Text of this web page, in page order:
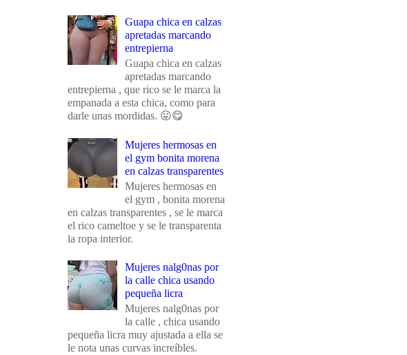
Guapa chica en calzas
apretadas marcando
entrepierna
Guapa chica en calzas
apretadas marcando
entrepierna , que rico se le marca la
empanada a esta chica, como para
darle unas mordidas. 😛😋
Mujeres hermosas en
el gym bonita morena
en calzas transparentes
Mujeres hermosas en
el gym , bonita morena
en calzas transparentes , se le marca
el rico cameltoe y se le transparenta
la ropa interior.
Mujeres nalg0nas por
la calle chica usando
pequeña licra
Mujeres nalg0nas por
la calle , chica usando
pequeña licra muy ajustada a ella se
le nota unas curvas increíbles.